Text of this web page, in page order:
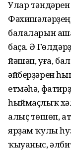
Улар
Фәхишәләрҙең
балаларын
баҫа. Ә
йәшәп, уға,
әйберҙәрен
етмәһә,
һыймаҫлыҡ
алыҫ төшөп,
ярҙам ҡулы
ҡыуаныс,